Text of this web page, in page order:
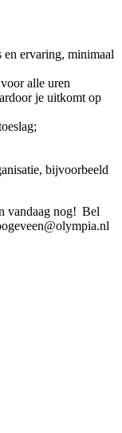
en ervaring, minimaal
alle uren
je uitkomt op
bijvoorbeeld
vandaag nog! Bel